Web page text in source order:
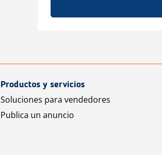
Productos y servicios
Soluciones para vendedores
Publica un anuncio